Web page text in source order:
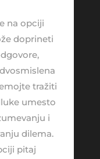
na opciji
doprineti
tražiti
umesto
i
dilema.
pitaj